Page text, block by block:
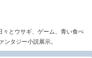
とウサギ、ゲーム、青い食べ
ンタジー小説展示。